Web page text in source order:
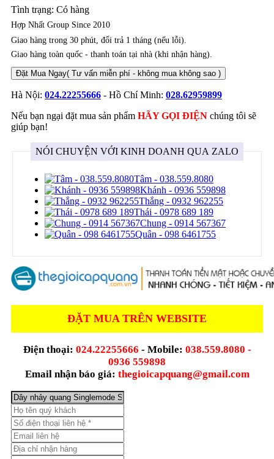
Tình trạng: Có hàng
Hợp Nhất Group Since 2010
Giao hàng trong 30 phút, đổi trả 1 tháng (nếu lỗi).
Giao hàng toàn quốc - thanh toán tại nhà (khi nhận hàng).
Đặt Mua Ngay( Tư vấn miễn phí - không mua không sao )
Hà Nội: 024.22255666 - Hồ Chí Minh: 028.62959899
Nếu bạn ngại đặt mua sản phẩm HÃY GỌI ĐIỆN chúng tôi sẽ
giúp bạn!
NÓI CHUYỆN VỚI KINH DOANH QUA ZALO
Tâm - 038.559.8080
Khánh - 0936 559898
Thắng - 0932 962255
Thái - 0978 689 189
Chung - 0914 567367
Quân - 098 6461755
ĐẶT MUA TRÊN WEBSITE
Điện thoại: 024.22255666 - Mobile: 038.559.8080 -
0936 559898
Email nhận báo giá: thegioicapquang@gmail.com